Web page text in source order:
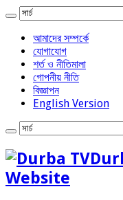
আমাদের সম্পর্কে
যোগাযোগ
শর্ত ও নীতিমালা
গোপনীয় নীতি
বিজ্ঞাপন
English Version
Website